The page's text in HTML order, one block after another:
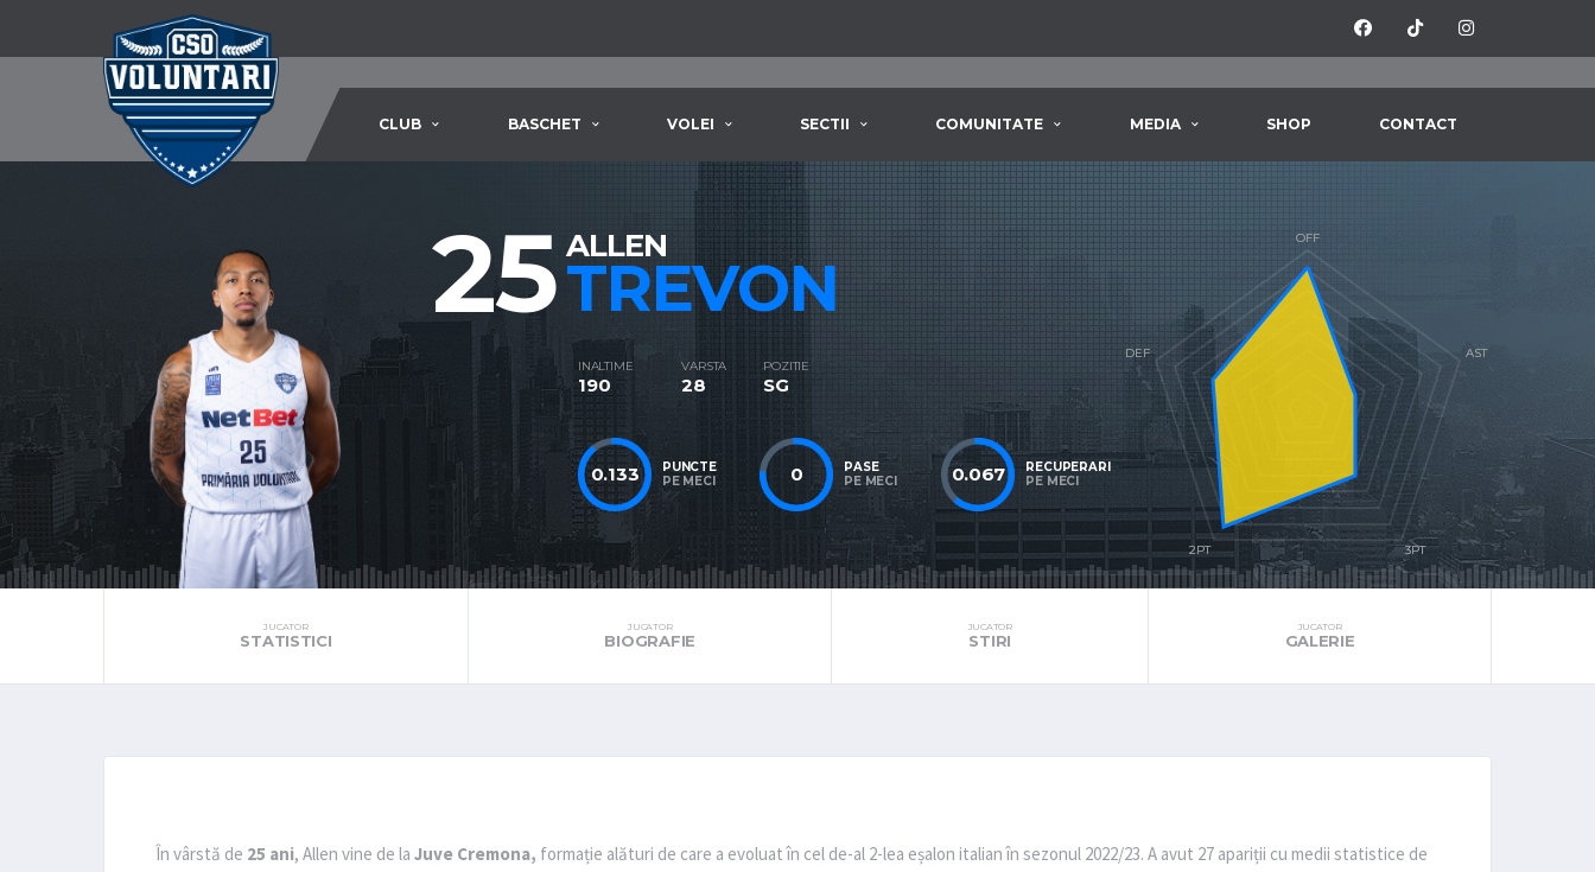
CLUB BASCHET VOLEI SECTII COMUNITATE MEDIA SHOP CONTACT
25 ALLEN
TREVON
INALTIME
190
VARSTA
28
POZITIE
SG
0.133
PUNCTE
PE MECI
0
PASE
PE MECI
0.067
RECUPERARI
PE MECI
JUCATOR
STATISTICI
JUCATOR
BIOGRAFIE
JUCATOR
STIRI
JUCATOR
GALERIE
În vârstă de 25 ani, Allen vine de la Juve Cremona, formație alături de care a evoluat în cel de-al 2-lea eșalon italian în sezonul 2022/23. A avut 27 apariții cu medii statistice de